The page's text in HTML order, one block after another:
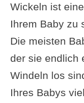
Wickeln ist
Ihrem Baby zu
Die meisten
der sie endlich
Windeln los
Ihres Babys